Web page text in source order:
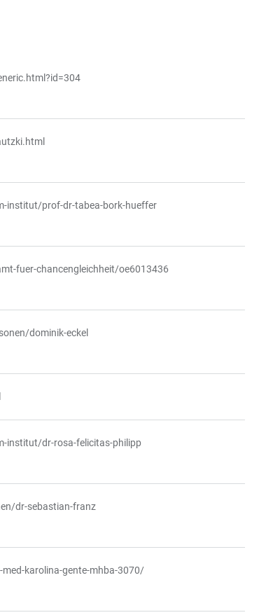
institut/prof-dr-tabea-bork-hueffer
fuer-chancengleichheit/oe6013436
dominik-eckel
institut/dr-rosa-felicitas-philipp
dr-sebastian-franz
karolina-gente-mhba-3070/